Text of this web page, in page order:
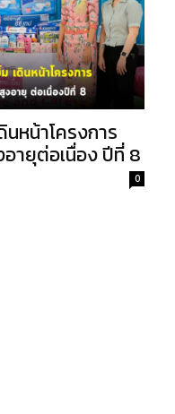
นหน้าโครงการ
ายุต่อเนื่อง ปีที่ 8
0